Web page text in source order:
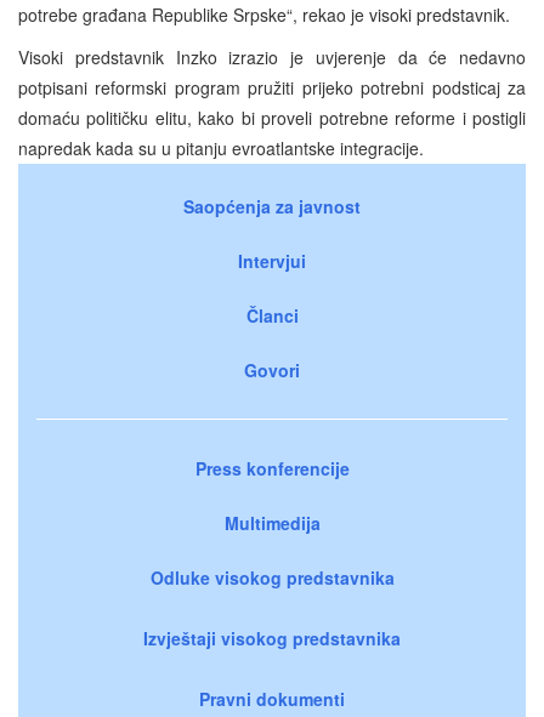
potrebe građana Republike Srpske“, rekao je visoki predstavnik.
Visoki predstavnik Inzko izrazio je uvjerenje da će nedavno
potpisani reformski program pružiti prijeko potrebni podsticaj za
domaću političku elitu, kako bi proveli potrebne reforme i postigli
napredak kada su u pitanju evroatlantske integracije.
Saopćenja za javnost
Intervjui
Članci
Govori
Press konferencije
Multimedija
Odluke visokog predstavnika
Izvještaji visokog predstavnika
Pravni dokumenti